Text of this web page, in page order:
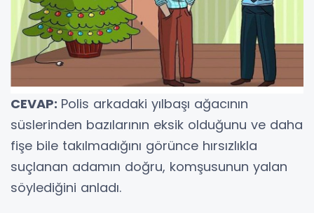
CEVAP: Polis arkadaki yılbaşı ağacının
süslerinden bazılarının eksik olduğunu ve daha
fişe bile takılmadığını görünce hırsızlıkla
suçlanan adamın doğru, komşusunun yalan
söylediğini anladı.